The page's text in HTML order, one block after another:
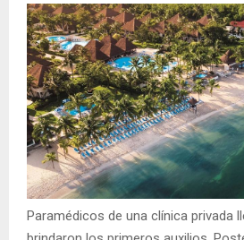
Paramédicos de una clínica privada